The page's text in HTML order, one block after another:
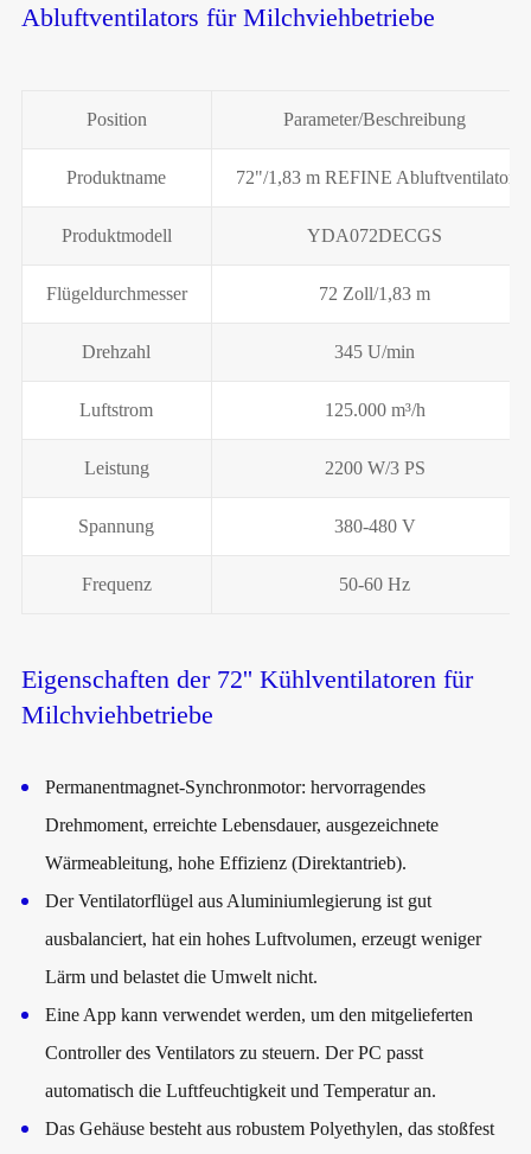
Abluftventilators für Milchviehbetriebe
Position Parameter/Beschreibung
Produktname 72"/1,83 m REFINE Abluftventilator
Produktmodell YDA072DECGS
Flügeldurchmesser 72 Zoll/1,83 m
Drehzahl 345 U/min
Luftstrom 125.000 m³/h
Leistung 2200 W/3 PS
Spannung 380-480 V
Frequenz 50-60 Hz
Eigenschaften der 72'' Kühlventilatoren für
Milchviehbetriebe
Permanentmagnet-Synchronmotor: hervorragendes
Drehmoment, erreichte Lebensdauer, ausgezeichnete
Wärmeableitung, hohe Effizienz (Direktantrieb).
Der Ventilatorflügel aus Aluminiumlegierung ist gut
ausbalanciert, hat ein hohes Luftvolumen, erzeugt weniger
Lärm und belastet die Umwelt nicht.
Eine App kann verwendet werden, um den mitgelieferten
Controller des Ventilators zu steuern. Der PC passt
automatisch die Luftfeuchtigkeit und Temperatur an.
Das Gehäuse besteht aus robustem Polyethylen, das stoßfest